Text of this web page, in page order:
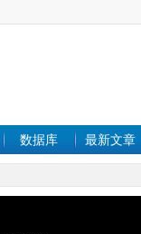
数据库 最新文章